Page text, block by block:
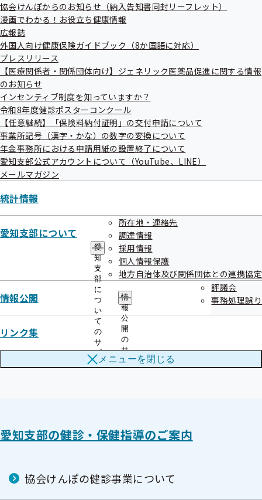
ー
協会けんぽからのお知らせ（納入告知書同封リーフレット）
漫画でわかる！お役立ち健康情報
広報誌
外国人向け健康保険ガイドブック（8か国語に対応）
プレスリリース
【医療関係者・関係団体向け】ジェネリック医薬品促進に関する情報
のお知らせ
インセンティブ制度を知っていますか？
令和8年度健診ポスターコンクール
【任意継続】「保険料納付証明」の交付申請について
事業所記号（漢字・かな）の数字の変換について
年金事務所における申請用紙の設置終了について
愛知支部公式アカウントについて（YouTube、LINE）
メールマガジン
統計情報
愛知支部について
愛
知
支
部
に
つ
い
て
の
サ
ブ
メ
所在地・連絡先
調達情報
採用情報
個人情報保護
地方自治体及び関係団体との連携協定
情報公開
情
報
公
開
の
サ
ブ
メ
評議会
事務処理誤り
リンク集
メニューを閉じる
東京ソフ
トビジネ
ス
株式会社
用勧奨業務
052-
3300
月末まで
株式会社
ベストラ
イフ・プ
ロモー
ション
特定保健指導継
続的支援業務
0120-
294-
304
月末まで
個人情報の取り扱いに関して
当該業務委託にあたり、協会けんぽ愛知支部と受託事業所と
の間で「委託業務の遂行上必要な範囲に限り使用し、他の目
的には一切使用しない」旨の契約を交わしています。
愛知支部の健診・保健指導のご案内
協会けんぽの健診事業について